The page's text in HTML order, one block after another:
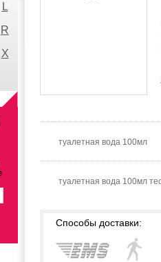
туалетная вода 100мл
туалетная вода 100мл
Способы доставки:
L
R
X